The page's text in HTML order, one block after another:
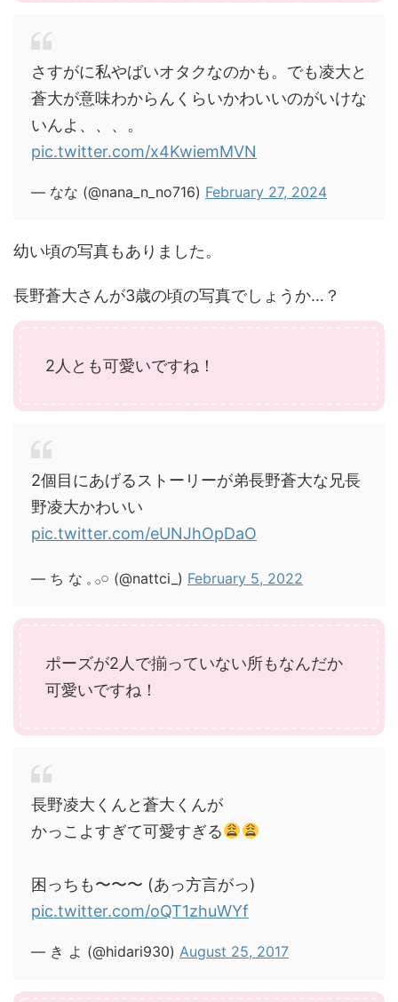
さすがに私やばいオタクなのかも。でも凌大と
蒼大が意味わからんくらいかわいいのがいけな
いんよ、、、。
pic.twitter.com/x4KwiemMVN
— なな (@nana_n_no716) February 27, 2024
幼い頃の写真もありました。
長野蒼大さんが3歳の頃の写真でしょうか…？
2人とも可愛いですね！
2個目にあげるストーリーが弟長野蒼大な兄長
野凌大かわいい
pic.twitter.com/eUNJhOpDaO
— ち な 𓈒 𓂂𓏸 (@nattci_) February 5, 2022
ポーズが2人で揃っていない所もなんだか
可愛いですね！
長野凌大くんと蒼大くんが
かっこよすぎて可愛すぎる
困っちも〜〜〜 (あっ方言がっ)
pic.twitter.com/oQT1zhuWYf
— き よ (@hidari930) August 25, 2017